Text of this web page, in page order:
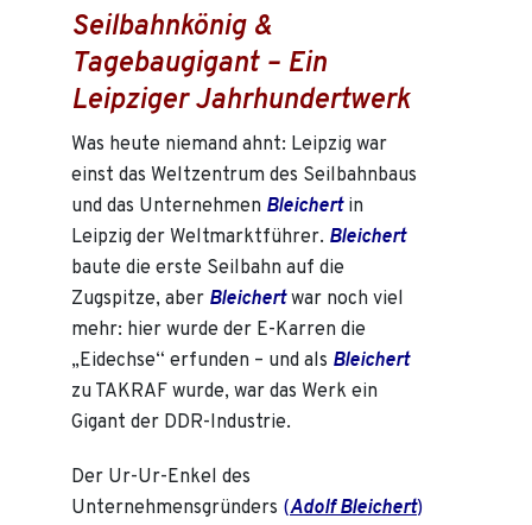
Seilbahnkönig &
Tagebaugigant – Ein
Leipziger Jahrhundertwerk
Was heute niemand ahnt: Leipzig war
einst das Weltzentrum des Seilbahnbaus
und das Unternehmen Bleichert in
Leipzig der Weltmarktführer. Bleichert
baute die erste Seilbahn auf die
Zugspitze, aber Bleichert war noch viel
mehr: hier wurde der E-Karren die
„Eidechse“ erfunden – und als Bleichert
zu TAKRAF wurde, war das Werk ein
Gigant der DDR-Industrie.
Der Ur-Ur-Enkel des
Unternehmensgründers (Adolf Bleichert)